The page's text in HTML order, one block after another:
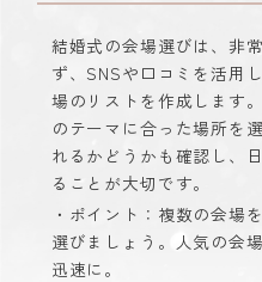
結婚式の会場選びは、非
ず、SNSや口コミを活用
場のリストを作成します
のテーマに合った場所を
れるかどうかも確認し、
ることが大切です。
・ポイント：複数の会場
選びましょう。人気の会
迅速に。